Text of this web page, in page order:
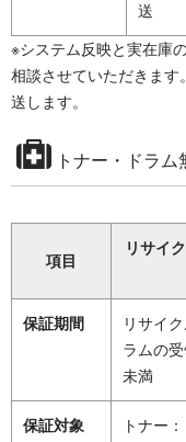
送
※システム反映と実在庫
相談させていただきます
送します。
トナー・ドラ
項目
リサイ
保証期間
リサイ
ラムの
未満
保証対象
トナー